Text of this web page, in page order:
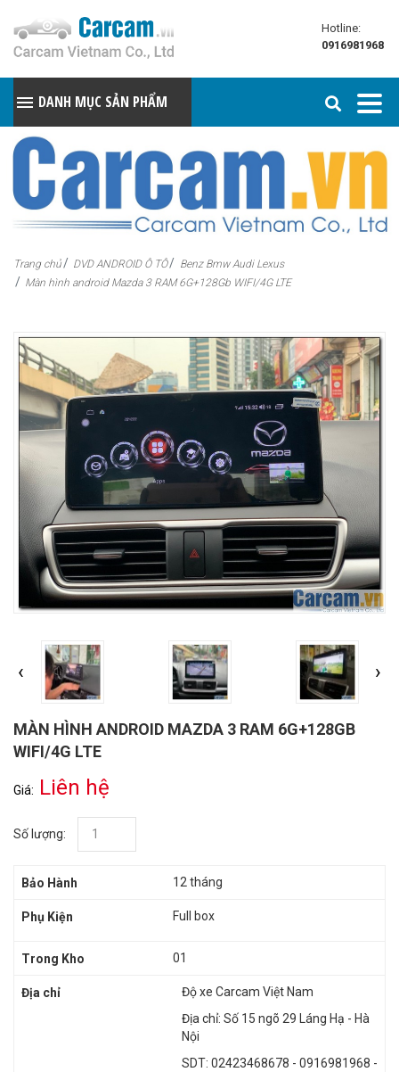
Hotline:
0916981968
DANH MỤC SẢN PHẨM
Trang chủ DVD ANDROID Ô TÔ
Benz Bmw Audi Lexus
Màn hình android Mazda 3 RAM 6G+128Gb WIFI/4G LTE
‹ ›
MÀN HÌNH ANDROID MAZDA 3 RAM 6G+128GB
WIFI/4G LTE
Giá: Liên hệ
Số lượng:
Bảo Hành 12 tháng
Phụ Kiện Full box
Trong Kho 01
Địa chỉ
Độ xe Carcam Việt Nam
Địa chỉ: Số 15 ngõ 29 Láng Hạ - Hà
Nội
SDT: 02423468678 - 0916981968 -